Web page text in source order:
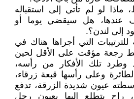
لو لم تأتي إلى استقباله
عندها، هل سيقضي يوما أو
إلى لندن؟.
التي أجراها هناك في
رجعة مؤقت على الأقل لحين
وطرد تلك الأفكار من رأسه،
وعلى رأسها قبعة زرقاء،
عيون شديدة الزرقة، تدفع
راح يتطلع إليها بعيون رجل